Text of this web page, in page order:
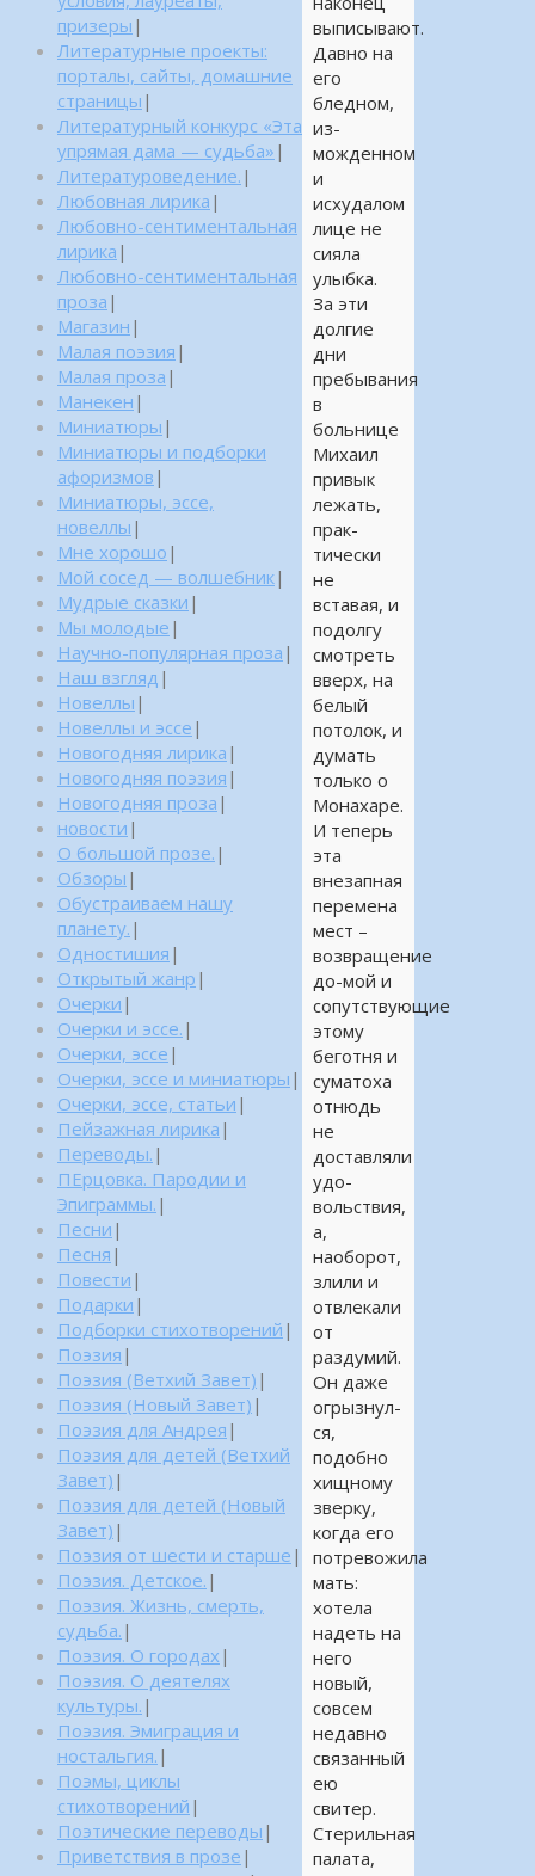
выписывают.
Давно на
его
бледном,
из-
можденном
и
исхудалом
лице не
сияла
улыбка.
За эти
долгие
дни
пребывания
в
больнице
Михаил
привык
лежать,
прак-
тически
не
вставая, и
подолгу
смотреть
вверх, на
белый
потолок, и
думать
только о
Монахаре.
И теперь
эта
внезапная
перемена
мест –
возвращение
до-мой и
сопутствующие
этому
беготня и
суматоха
отнюдь
не
доставляли
удо-
вольствия,
а,
наоборот,
злили и
отвлекали
от
раздумий.
Он даже
огрызнул-
ся,
подобно
хищному
зверку,
когда его
потревожила
мать:
хотела
надеть на
него
новый,
совсем
недавно
связанный
ею
свитер.
Стерильная
палата,
призеры |
Литературные проекты:
порталы, сайты, домашние
страницы |
Литературный конкурс «Эта
упрямая дама — судьба» |
Литературоведение. |
Любовная лирика |
Любовно-сентиментальная
лирика |
Любовно-сентиментальная
проза |
Магазин |
Малая поэзия |
Малая проза |
Манекен |
Миниатюры |
Миниатюры и подборки
афоризмов |
Миниатюры, эссе,
новеллы |
Мне хорошо |
Мой сосед — волшебник|
Мудрые сказки |
Мы молодые |
Научно-популярная проза |
Наш взгляд |
Новеллы |
Новеллы и эссе |
Новогодняя лирика |
Новогодняя поэзия |
Новогодняя проза |
новости |
О большой прозе. |
Обзоры |
Обустраиваем нашу
планету. |
Одностишия |
Открытый жанр |
Очерки |
Очерки и эссе. |
Очерки, эссе |
Очерки, эссе и миниатюры |
Очерки, эссе, статьи |
Пейзажная лирика |
Переводы. |
ПЕрцовка. Пародии и
Эпиграммы. |
Песни |
Песня |
Повести |
Подарки |
Подборки стихотворений |
Поэзия |
Поэзия (Ветхий Завет) |
Поэзия (Новый Завет) |
Поэзия для Андрея |
Поэзия для детей (Ветхий
Завет) |
Поэзия для детей (Новый
Завет) |
Поэзия от шести и старше |
Поэзия. Детское. |
Поэзия. Жизнь, смерть,
судьба. |
Поэзия. О городах |
Поэзия. О деятелях
культуры. |
Поэзия. Эмиграция и
ностальгия. |
Поэмы, циклы
стихотворений |
Поэтические переводы |
Приветствия в прозе |